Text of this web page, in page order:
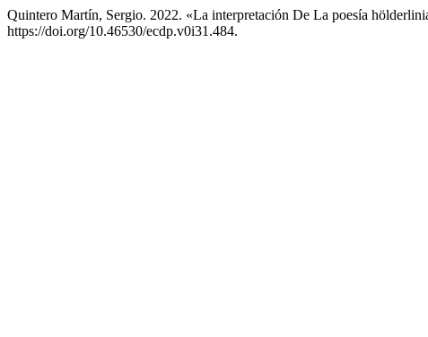
Quintero Martín, Sergio. 2022. «La interpretación De La poesía
https://doi.org/10.46530/ecdp.v0i31.484.